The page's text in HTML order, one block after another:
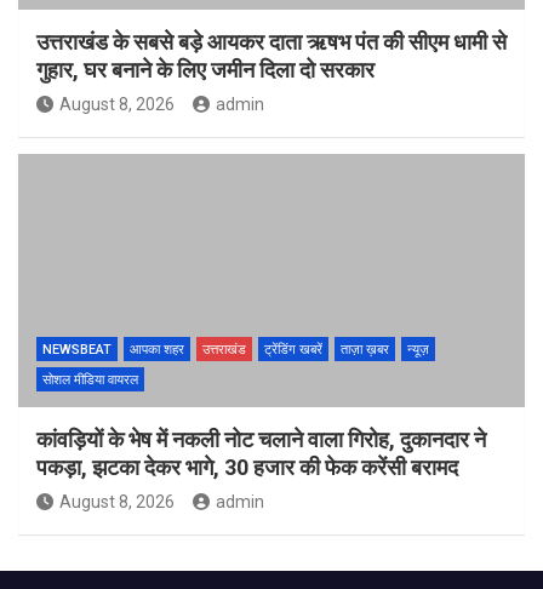
उत्तराखंड के सबसे बड़े आयकर दाता ऋषभ पंत की सीएम धामी से
गुहार, घर बनाने के लिए जमीन दिला दो सरकार
August 8, 2026 admin
NEWSBEAT आपका शहर उत्तराखंड ट्रेंडिंग खबरें ताज़ा ख़बर
न्यूज़
सोशल मीडिया वायरल
कांवड़ियों के भेष में नकली नोट चलाने वाला गिरोह, दुकानदार ने
पकड़ा, झटका देकर भागे, 30 हजार की फेक करेंसी बरामद
August 8, 2026 admin